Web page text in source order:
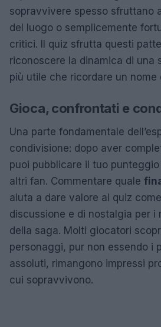
sopravvivere spesso sfruttano
del luogo o semplicemente
critici. Il quiz sfrutta questi
riconoscere la dinamica di una
più utile che ricordare un nome
Gioca, confrontati e
Una parte fondamentale
condivisione: dopo aver
puoi pubblicare il tuo
altri fan. Commentare quale
aiuta a dare valore al quiz
discussione e di nostalgia per i
della saga. Molti giocatori
personaggi, pur non essendo i
assoluti, rimangono impressi
cui sopravvivono.